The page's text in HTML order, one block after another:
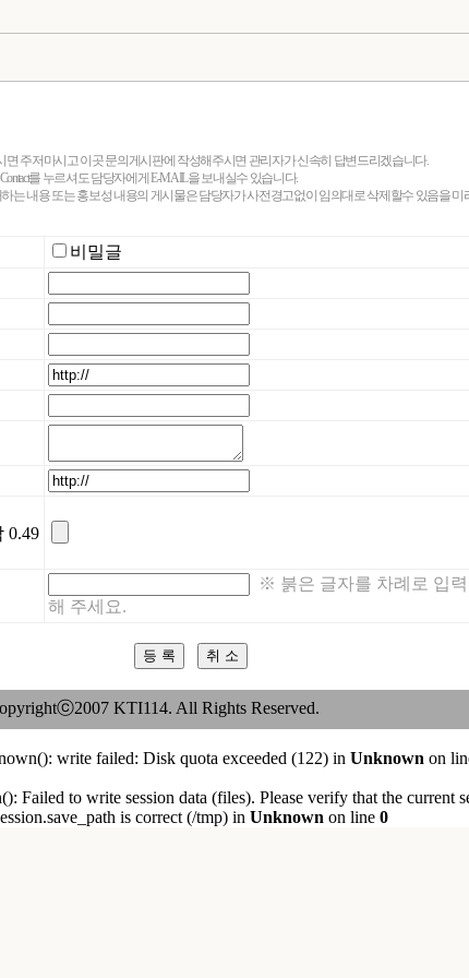
면 주저마시고 이곳 문의게시판에 작성해주시면 관리자가 신속히 답변드리겠습니다.
를 누르셔도 담당자에게 E-MAIL을 보내실수 있습니다.
는 내용 또는 홍보성 내용의 게시물은 담당자가 사전경고없이 임의대로 삭제할수 있음을 미
비밀글
0.49
※ 붉은 글자를 차례로 입력
해 주세요.
KTI114. All Rights Reserved.
write failed: Disk quota exceeded (122) in Unknown on
Failed to write session data (files). Please verify that the current
is correct (/tmp) in Unknown on line 0